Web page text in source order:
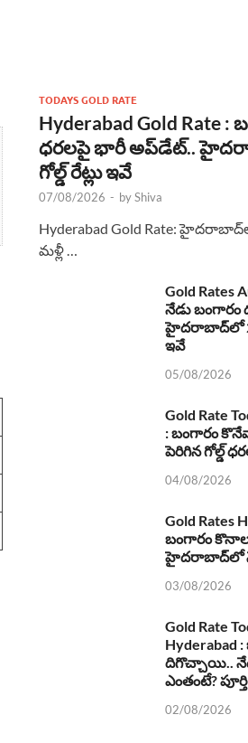
TODAYS GOLD RATE
Hyderabad Gold Rate :
ధరలపై భారీ అప్‌డేట్..
గోల్డ్ రేట్లు ఇవే
07/08/2026 - byShiva
Hyderabad Gold Rate:
మళ్లీ …
Gold Rates
నేడు బంగారం
హైదరాబాద్‌లో
ఇవే
05/08/2026
Gold Rate
: బంగారం
పెరిగిన గోల్డ్
04/08/2026
Gold Rates
బంగారం
హైదరాబాద్‌లో
03/08/2026
Gold Rate
Hyderabad :
దిగొచ్చాయి..
ఎంతంటే?
02/08/2026